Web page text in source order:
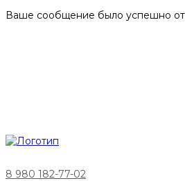
Ваше сообщение было успешно
8 980 182-77-02